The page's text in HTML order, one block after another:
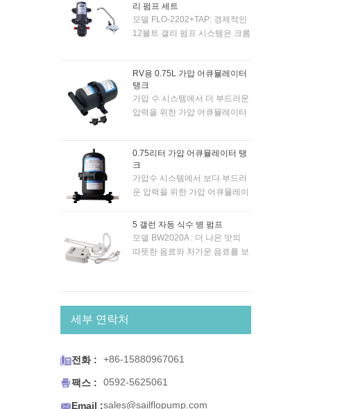
리 펌프 세트
모델 FLO-2202+TAP: 경제적인
12볼트 갤리 펌프 시스템은 크롬
지의 토글 스위치로 펌프를 자동
으로 활성화할 수 있습니다. 펌
프는 '자체 프라이밍(SELF-
PRIMING)' 방식이므로 보트/캐
대 1.5m입니다. 5미터 헤드에서
분당 최대 4.3리터를 공급합니
다. 10mm 호스에 적합합니다.
RV용 0.75L 가압 어큐뮬레이터
탱크
가압 수 시스템에서 더 부드러운
압력을 위한 가압 어큐뮬레이터
냅인 포트 내구성 피팅을 사용하
여 신규 및 기존 시스템에 간단
하게 장착할 수 있습니다.
0.75리터 가압 어큐뮬레이터 탱
크
가압수 시스템에서 보다 부드러
운 압력을 위한 가압 어큐뮬레이
에 적합합니다. 내부 고무 멤브
레인 포함. 스냅인 포트 내구성
피팅을 사용하여 신규 및 기존
5 갤런 자동 식수 병 펌프
모델 BW2020A : 더 나은 맛의
따뜻한 음료와 차가운 음료를 보
티 메이커, 냉장고 얼음 및 정수
싱크대 또는 휴대용 식수가 필요
설계되었습니다. BW 시리즈 생
수 시스템은 편의를 위해 설계되
가 자동으로 차단되고 물이 복원
세부 연락처
전화 : +86-15880967061
팩스 : 0592-5625061
Email :sales@sailflopump.com